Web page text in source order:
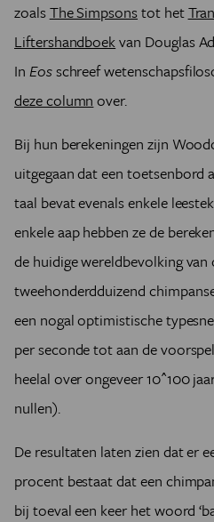
zoalsThe Simpsonstot het
Liftershandboekvan Douglas
In Eosschreef
deze column over.
Bij hun berekeningen zijn
uitgegaan dat een toetsenbord
taal bevat evenals enkele
enkele aap hebben ze de
de huidige wereldbevolking van
tweehonderdduizend
een nogal optimistische
per seconde tot aan de
heelal over ongeveer 10^100
nullen).
De resultaten laten zien dat er
procent bestaat dat een
bij toeval een keer het woord